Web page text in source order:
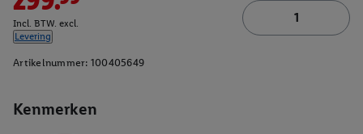
Kenmerken
Incl. BTW. excl.
Levering
Artikelnummer: 100405649